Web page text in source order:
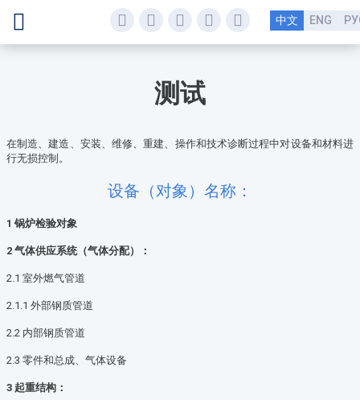
中文 ENG
测试
在制造、建造、安装、维修、重建、操作和技术诊断过程中对设备和材料进
行无损控制。
设备（对象）名称：
1 锅炉检验对象
2 气体供应系统（气体分配）：
2.1 室外燃气管道
2.1.1 外部钢质管道
2.2 内部钢质管道
2.3 零件和总成、气体设备
3 起重结构：